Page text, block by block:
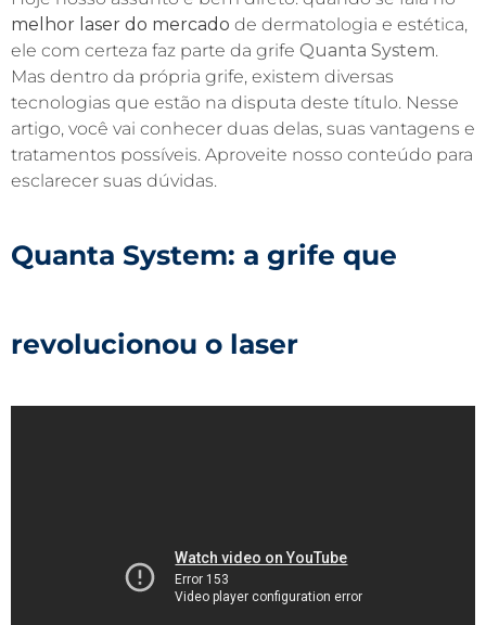
melhor laser do mercado de dermatologia e estética,
ele com certeza faz parte da grife Quanta System.
Mas dentro da própria grife, existem diversas
tecnologias que estão na disputa deste título. Nesse
artigo, você vai conhecer duas delas, suas vantagens e
tratamentos possíveis. Aproveite nosso conteúdo para
esclarecer suas dúvidas.
Quanta System: a grife que
revolucionou o laser